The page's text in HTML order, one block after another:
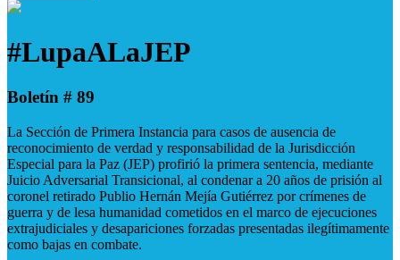
#LupaALaJEP
Boletín # 89
La Sección de Primera Instancia para casos de ausencia de
reconocimiento de verdad y responsabilidad de la Jurisdicción
Especial para la Paz (JEP) profirió la primera sentencia, mediante
Juicio Adversarial Transicional, al condenar a 20 años de prisión al
coronel retirado Publio Hernán Mejía Gutiérrez por crímenes de
guerra y de lesa humanidad cometidos en el marco de ejecuciones
extrajudiciales y desapariciones forzadas presentadas ilegítimamente
como bajas en combate.